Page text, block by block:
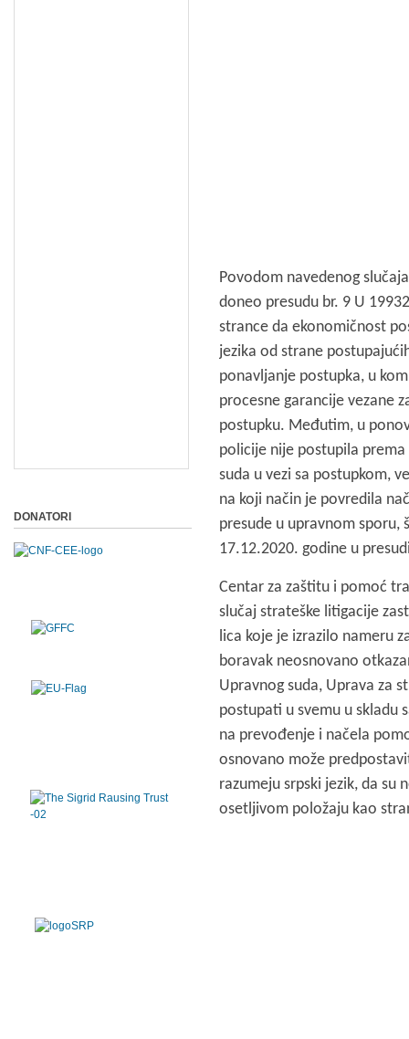
Povodom navedenog
doneo presudu br. 9 U
strance da ekonomičnost
jezika od strane
ponavljanje postupka, u
procesne garancije vezane
postupku. Međutim, u
policije nije postupila
suda u vezi sa postupkom,
na koji način je povredila
presude u upravnom
17.12.2020. godine u
Centar za zaštitu i pomoć
slučaj strateške litigacije
lica koje je izrazilo nameru
boravak neosnovano
Upravnog suda, Uprava za
postupati u svemu u skladu
na prevođenje i načela
osnovano može
razumeju srpski jezik, da su
osetljivom položaju kao
DONATORI